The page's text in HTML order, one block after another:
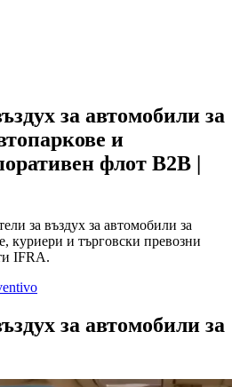
за автомобили за
и
флот B2B |
за въздух за автомобили за
куриери и търговски превозни
IFRA.
за автомобили за